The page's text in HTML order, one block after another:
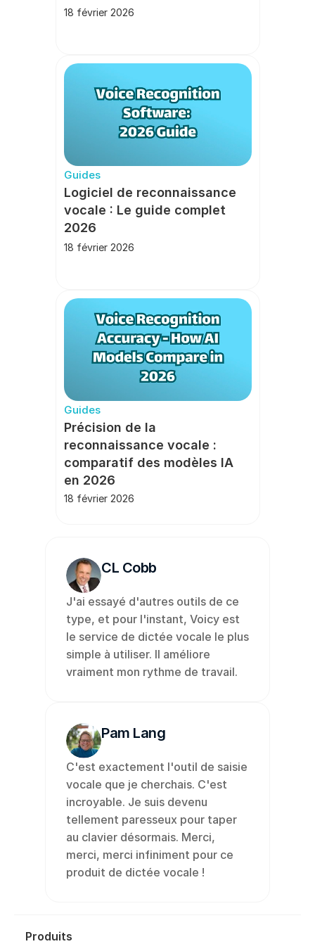
18 février 2026
Guides
Logiciel de reconnaissance
vocale : Le guide complet
2026
18 février 2026
Guides
Précision de la
reconnaissance vocale :
comparatif des modèles IA
en 2026
18 février 2026
CL Cobb
J'ai essayé d'autres outils de ce
type, et pour l'instant, Voicy est
le service de dictée vocale le plus
simple à utiliser. Il améliore
vraiment mon rythme de travail.
Pam Lang
C'est exactement l'outil de saisie
vocale que je cherchais. C'est
incroyable. Je suis devenu
tellement paresseux pour taper
au clavier désormais. Merci,
merci, merci infiniment pour ce
produit de dictée vocale !
Produits